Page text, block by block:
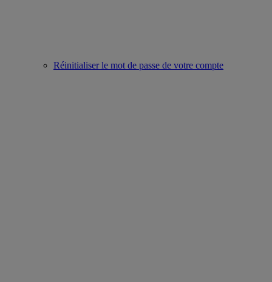
Réinitialiser le mot de passe de votre compte